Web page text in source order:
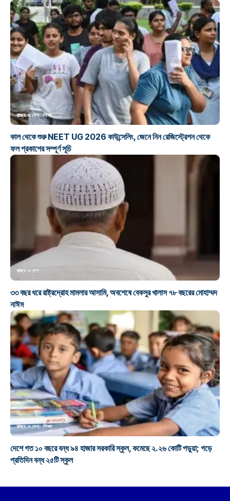
রাজ্য ও দেশ শিক্ষা
কাল থেকে শুরু NEET UG 2026 কাউন্সেলিং, জেনে নিন রেজিস্ট্রেশন থেকে
ফল প্রকাশের সম্পূর্ণ সূচি
রাজ্য ও দেশ
৩৩ বছর ধরে রাষ্ট্রদ্রোহ মামলার আসামি, অবশেষে বেকসুর খালাস ৭৮ বছরের মোহাম্মদ
নাঈম
রাজ্য ও দেশ শিক্ষা
দেশে গত ১০ বছরে বন্ধ ৯৪ হাজার সরকারি স্কুল, কমেছে ২.২৬ কোটি পড়ুয়া; গড়ে
প্রতিদিন বন্ধ ২৫টি স্কুল